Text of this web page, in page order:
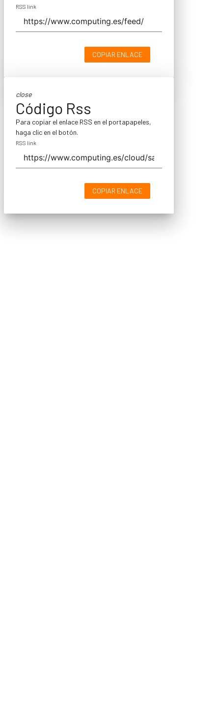
RSS link
COPIAR ENLACE
close
Código Rss
Para copiar el enlace RSS en el portapapeles,
haga clic en el botón.
RSS link
COPIAR ENLACE